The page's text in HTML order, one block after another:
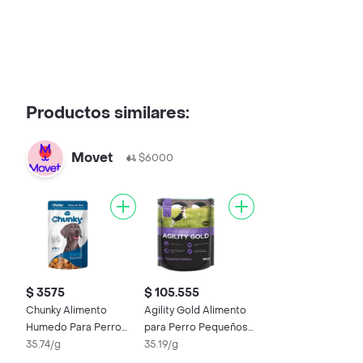
Productos similares:
Movet $6000
$ 3575
Chunky Alimento
Humedo Para Perro
Tozos Pavo
35.74/g
$ 105.555
Agility Gold Alimento
para Perro Pequeños
Adultos
35.19/g